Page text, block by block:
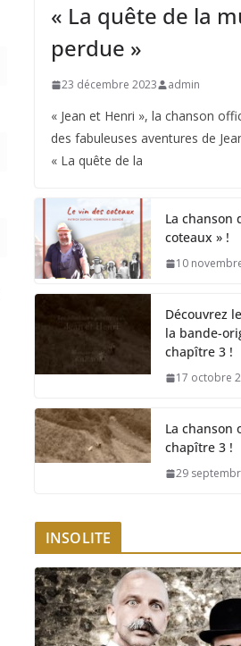
« La quête de la
perdue »
23 décembre 2023 admin
« Jean et Henri », la chanson
des fabuleuses aventures de
« La quête de la
La chanson
coteaux » !
10
Découvrez
la bande-
chapître 3 !
17 octobre
La chanson
chapître 3 !
29
INSOLITE